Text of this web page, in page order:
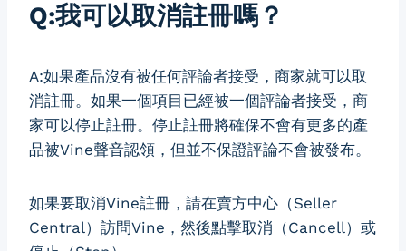
Q:我可以取消註冊嗎？
A:如果產品沒有被任何評論者接受，商家就可以取
消註冊。如果一個項目已經被一個評論者接受，商
家可以停止註冊。停止註冊將確保不會有更多的產
品被Vine聲音認領，但並不保證評論不會被發布。
如果要取消Vine註冊，請在賣方中心（Seller
Central）訪問Vine，然後點擊取消（Cancell）或